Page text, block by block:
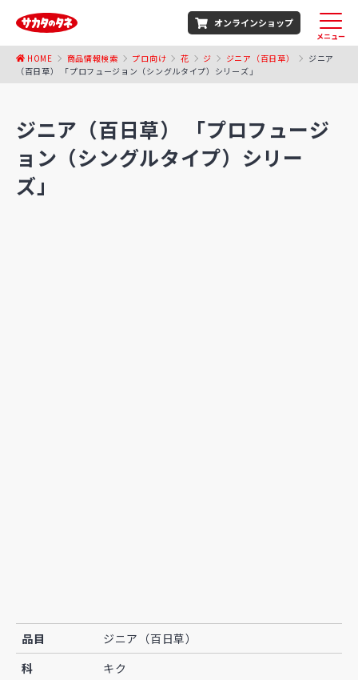
オンラインショップ
メニュー
HOME 商品情報検索 プロ向け 花 ジ ジニア（百日草）
ジニア
（百日草） 「プロフュージョン（シングルタイプ）シリーズ」
ジニア（百日草） 「プロフュージ
ョン（シングルタイプ）シリー
ズ」
品目
ジニア（百日草）
科
キク